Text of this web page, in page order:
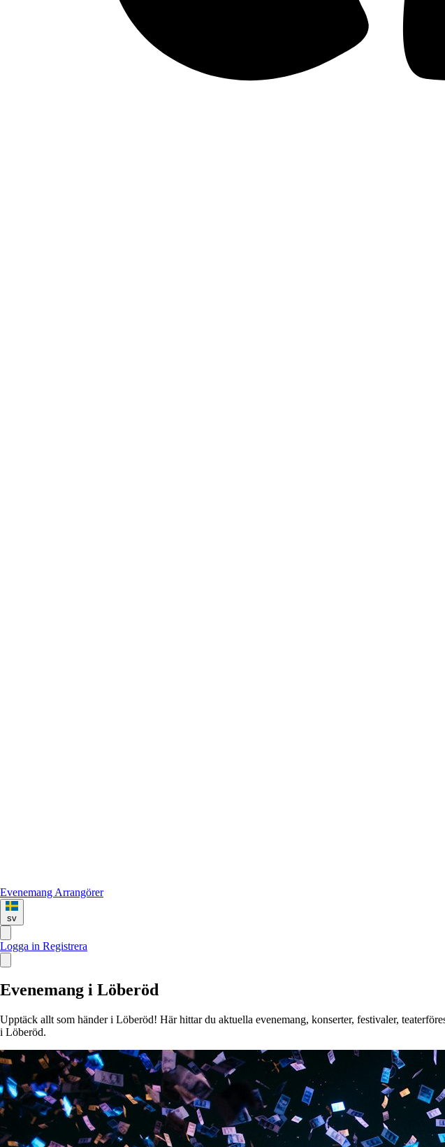
Evenemang Arrangörer
sv
Logga in Registrera
Evenemang i Löberöd
Upptäck allt som händer i Löberöd! Här hittar du aktuella evenemang, konserter, festivaler,
i Löberöd.